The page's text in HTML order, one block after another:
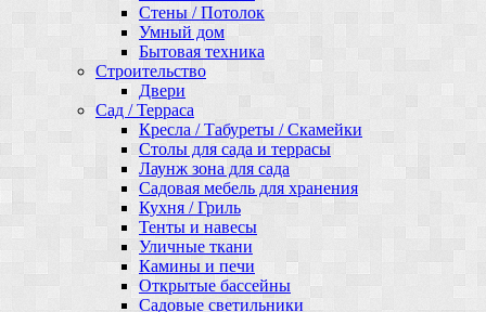
Стены / Потолок
Умный дом
Бытовая техника
Строительство
Двери
Сад / Терраса
Кресла / Табуреты / Скамейки
Столы для сада и террасы
Лаунж зона для сада
Садовая мебель для хранения
Кухня / Гриль
Тенты и навесы
Уличные ткани
Камины и печи
Открытые бассейны
Садовые светильники